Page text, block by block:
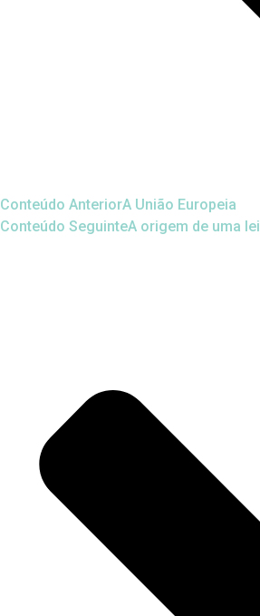
Conteúdo AnteriorA União Europeia
Conteúdo SeguinteA origem de uma lei